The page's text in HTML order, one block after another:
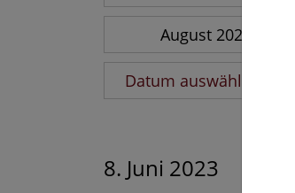
August 2026
Datum auswählen
8. Juni 2023